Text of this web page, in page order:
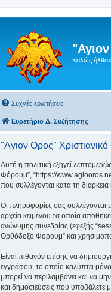
Καλώς
Συχνές ερωτήσεις
Ευρετήριο Δ. Συζήτησης
"Αγιον Ορος"
Αυτή η πολιτική εξηγεί
Φόρουμ”, “https://
που συλλέγονται κατά τη
Οι πληροφορίες σας συλλέγονται
αρχεία κειμένου τα οποία
ανώνυμης συνεδρίας (εφεξής
Ορθόδοξο Φόρουμ” και
Είναι πιθανόν επίσης να
εγγράφου, το οποίο καλύπτει
μπορεί να περιλαμβάνει και να
και δημοσιεύσεις που υποβάλετε